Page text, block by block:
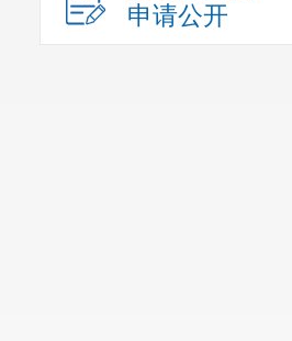
申请公开